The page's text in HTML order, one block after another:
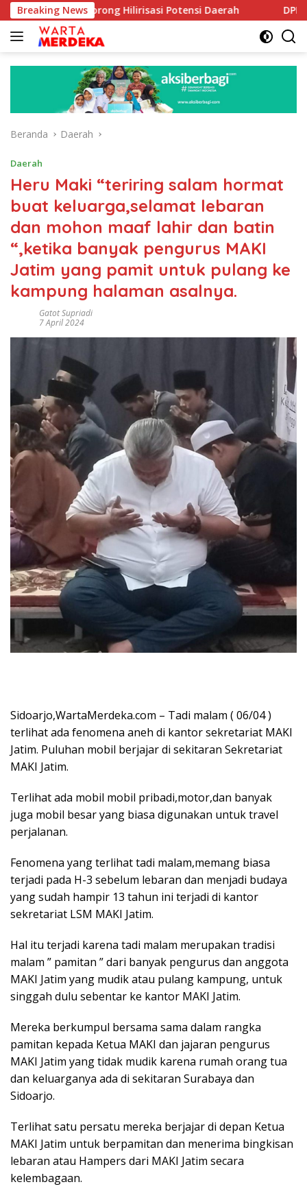
Langsung
ke
konten
Breaking News
Dorong Hilirisasi Potensi Daerah DPR Dorong
Beranda Daerah
Daerah
Heru Maki “teriring salam hormat
buat keluarga,selamat lebaran
dan mohon maaf lahir dan batin
“,ketika banyak pengurus MAKI
Jatim yang pamit untuk pulang ke
kampung halaman asalnya.
Gatot Supriadi
7 April 2024
Sidoarjo,WartaMerdeka.com – Tadi malam ( 06/04 )
terlihat ada fenomena aneh di kantor sekretariat MAKI
Jatim. Puluhan mobil berjajar di sekitaran Sekretariat
MAKI Jatim.
Terlihat ada mobil mobil pribadi,motor,dan banyak
juga mobil besar yang biasa digunakan untuk travel
perjalanan.
Fenomena yang terlihat tadi malam,memang biasa
terjadi pada H-3 sebelum lebaran dan menjadi budaya
yang sudah hampir 13 tahun ini terjadi di kantor
sekretariat LSM MAKI Jatim.
Hal itu terjadi karena tadi malam merupakan tradisi
malam ” pamitan ” dari banyak pengurus dan anggota
MAKI Jatim yang mudik atau pulang kampung, untuk
singgah dulu sebentar ke kantor MAKI Jatim.
Mereka berkumpul bersama sama dalam rangka
pamitan kepada Ketua MAKI dan jajaran pengurus
MAKI Jatim yang tidak mudik karena rumah orang tua
dan keluarganya ada di sekitaran Surabaya dan
Sidoarjo.
Terlihat satu persatu mereka berjajar di depan Ketua
MAKI Jatim untuk berpamitan dan menerima bingkisan
lebaran atau Hampers dari MAKI Jatim secara
kelembagaan.